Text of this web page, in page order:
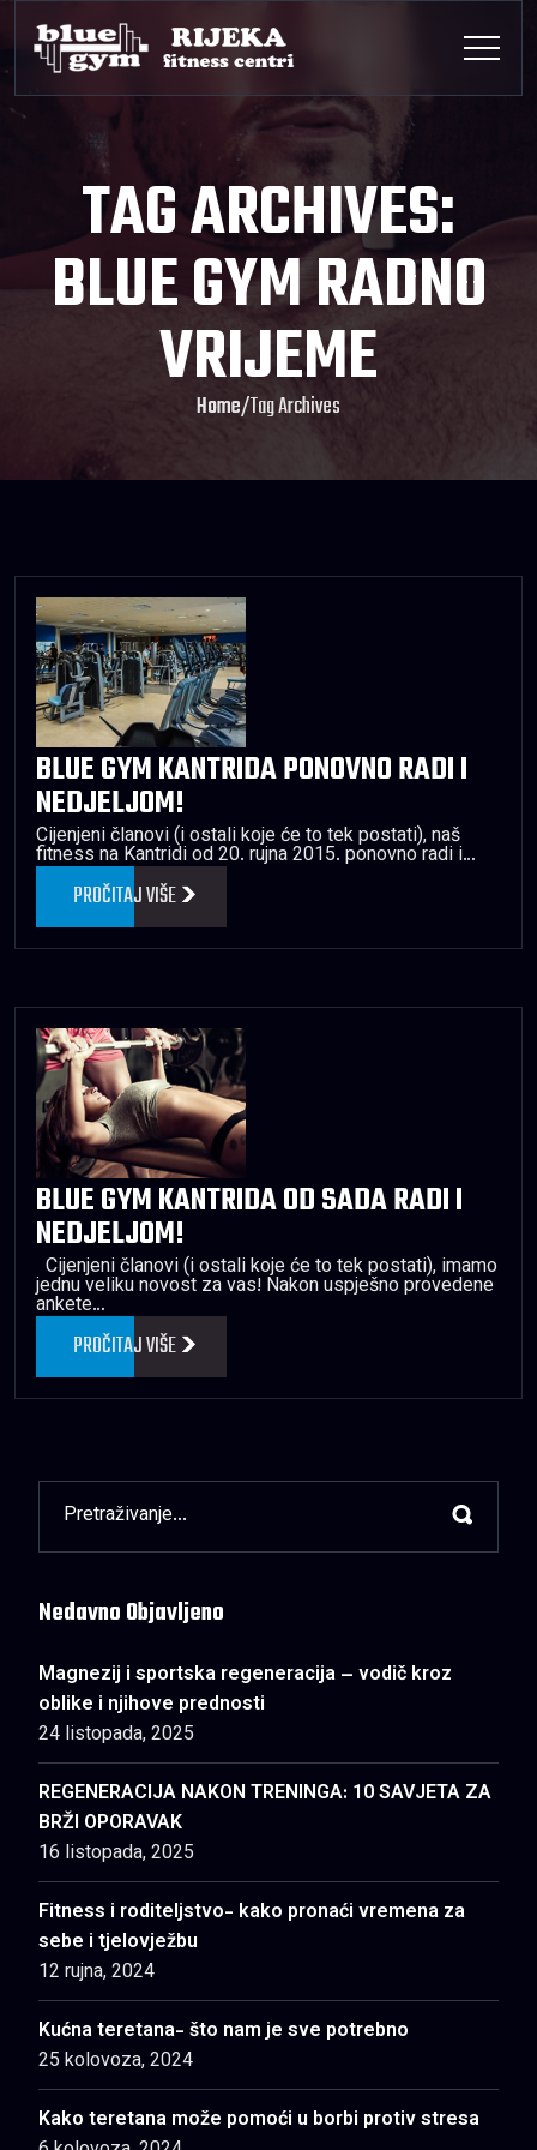
TAG ARCHIVES:
BLUE GYM RADNO
VRIJEME
Home/Tag Archives
BLUE GYM KANTRIDA PONOVNO RADI I
NEDJELJOM!
Cijenjeni članovi (i ostali koje će to tek postati), naš
fitness na Kantridi od 20. rujna 2015. ponovno radi i…
PROČITAJ VIŠE
BLUE GYM KANTRIDA OD SADA RADI I
NEDJELJOM!
Cijenjeni članovi (i ostali koje će to tek postati), imamo
jednu veliku novost za vas! Nakon uspješno provedene
ankete…
PROČITAJ VIŠE
Nedavno Objavljeno
Magnezij i sportska regeneracija – vodič kroz
oblike i njihove prednosti
24 listopada, 2025
REGENERACIJA NAKON TRENINGA: 10 SAVJETA ZA
BRŽI OPORAVAK
16 listopada, 2025
Fitness i roditeljstvo- kako pronaći vremena za
sebe i tjelovježbu
12 rujna, 2024
Kućna teretana- što nam je sve potrebno
25 kolovoza, 2024
Kako teretana može pomoći u borbi protiv stresa